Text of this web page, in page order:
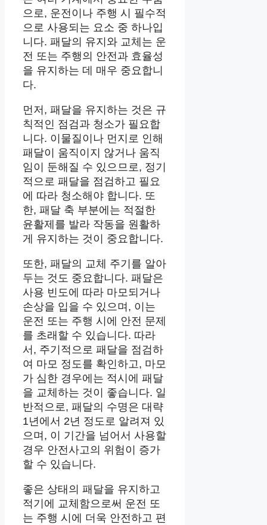
으로, 운전이나 주행 시 필수적
으로 사용되는 요소 중 하나입
니다. 패달의 유지와 교체는 운
전 또는 주행의 안전과 효율성
을 유지하는 데 매우 중요합니
다.
먼저, 패달을 유지하는 것은 규
칙적인 점검과 청소가 필요합
니다. 이물질이나 먼지로 인해
패달이 움직이지 않거나 움직
임이 둔해질 수 있으므로, 정기
적으로 패달을 점검하고 필요
에 따라 청소해야 합니다. 또
한, 패달 축 부분에는 적절한
윤활제를 발라 작동을 원활하
게 유지하는 것이 중요합니다.
또한, 패달의 교체 주기를 알아
두는 것도 중요합니다. 패달은
사용 빈도에 따라 마모되거나
손상을 입을 수 있으며, 이는
운전 또는 주행 시에 안전 문제
를 초래할 수 있습니다. 따라
서, 주기적으로 패달을 점검하
여 마모 정도를 확인하고, 마모
가 심한 경우에는 적시에 패달
을 교체하는 것이 좋습니다. 일
반적으로, 패달의 수명은 대략
1년에서 2년 정도로 알려져 있
으며, 이 기간을 넘어서 사용할
경우 안전사고의 위험이 증가
할 수 있습니다.
좋은 상태의 패달을 유지하고
적기에 교체함으로써 운전 또
는 주행 시에 더욱 안전하고 편